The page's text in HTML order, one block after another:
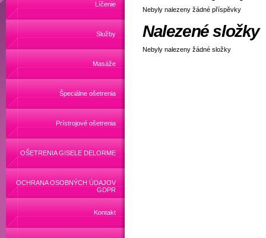
Líčenie
Služby
Masáže
Špeciálne ošetrenia
Prístrojové ošetrenia
OŠETRENIA GISELE DELORME
OCHRANA OSOBNÝCH ÚDAJOV
GDPR
Kontakt
Nebyly nalezeny žádné příspěvky
Nalezené složky
Nebyly nalezeny žádné složky